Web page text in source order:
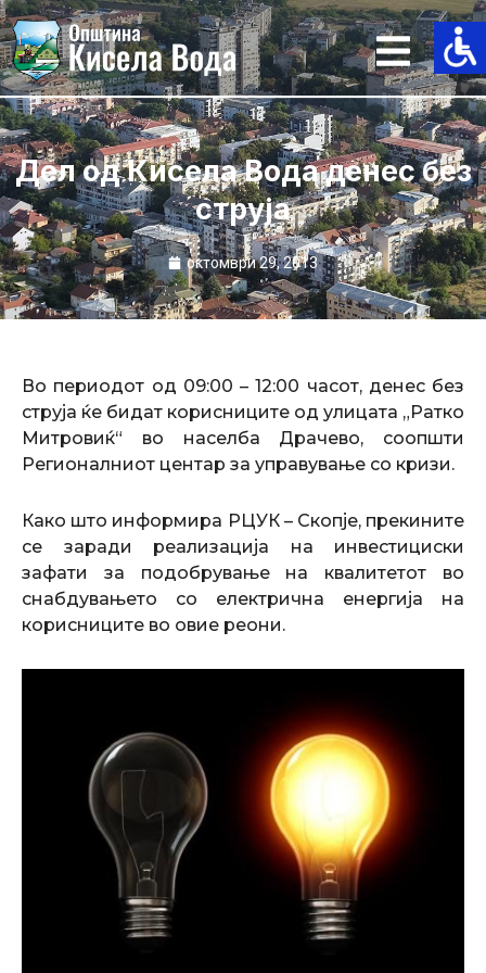
Skip
to
content
Дел од Кисела Вода денес без
струја
октомври 29, 2013
Во периодот од 09:00 – 12:00 часот, денес без
струја ќе бидат корисниците од улицата „Ратко
Митровиќ“ во населба Драчево, соопшти
Регионалниот центар за управување со кризи.
Како што информира РЦУК – Скопје, прекините
се заради реализација на инвестициски
зафати за подобрување на квалитетот во
снабдувањето со електрична енергија на
корисниците во овие реони.